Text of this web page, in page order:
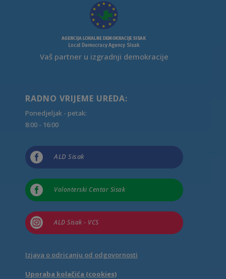
Vaš partner u izgradnji demokracije
RADNO VRIJEME UREDA:
Ponedjeljak - petak:
8:00 - 16:00
 ALD Sisak
 Volonterski Centar Sisak
 ALD Sisak - VCS
Izjava o odricanju od odgovornosti
Uporaba kolačića (cookies)